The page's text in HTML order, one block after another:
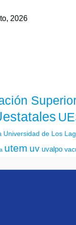
2026
Universidad de Los
utem uv uvalpo